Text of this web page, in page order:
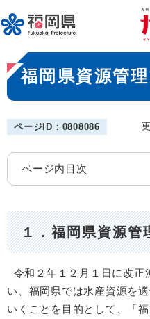
ー
ジ
先
頭
で
メニューを
本
文
福岡県資源管
ページID：0808086
ページ内目次
１．福岡県資源管
令和２年１２月１日に改正
い、福岡県では水産資源を
いくことを目的として、「